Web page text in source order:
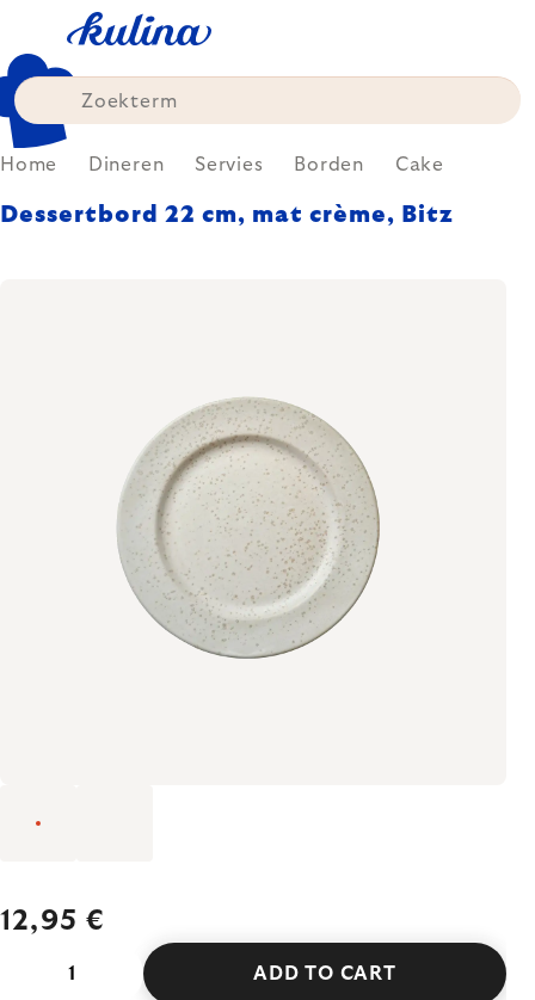
content
Home Dineren Servies Borden Cake
Dessertbord 22 cm, mat crème, Bitz
12,95 €
ADD TO CART